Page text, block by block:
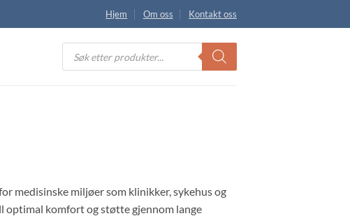
Hjem Om oss Kontakt oss
Products
search
medisinske miljøer som klinikker, sykehus og
optimal komfort og støtte gjennom lange